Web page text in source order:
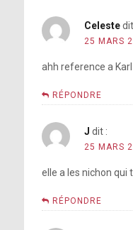
Celeste
25 MARS
ahh reference a
RÉPONDRE
J dit :
25 MARS
elle a les nichon qui
RÉPONDRE